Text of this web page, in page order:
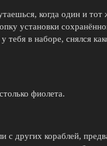
когда один и тот
установки
тебя в наборе, снялся
фиолета.
с других кораблей,